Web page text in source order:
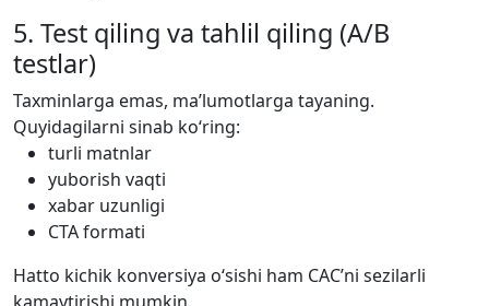
5. Test qiling va tahlil qiling (A/B
testlar)
Taxminlarga emas, ma’lumotlarga tayaning.
Quyidagilarni sinab ko‘ring:
turli matnlar
yuborish vaqti
xabar uzunligi
CTA formati
Hatto kichik konversiya o‘sishi ham CAC’ni sezilarli